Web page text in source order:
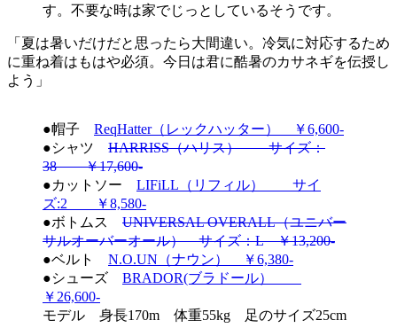
す。不要な時は家でじっとしているそうです。
「夏は暑いだけだと思ったら大間違い。冷気に対応するため
に重ね着はもはや必須。今日は君に酷暑のカサネギを伝授し
よう」
●帽子 ReqHatter（レックハッター） ￥6,600-
●シャツ HARRISS（ハリス） サイズ：
38 ￥17,600-
●カットソー LIFiLL（リフィル） サイ
ズ:2 ￥8,580-
●ボトムス UNIVERSAL OVERALL（ユニバー
サルオーバーオール） サイズ：L ￥13,200-
●ベルト N.O.UN（ナウン） ￥6,380-
●シューズ BRADOR(ブラドール）
￥26,600-
モデル 身長170m 体重55kg 足のサイズ25cm